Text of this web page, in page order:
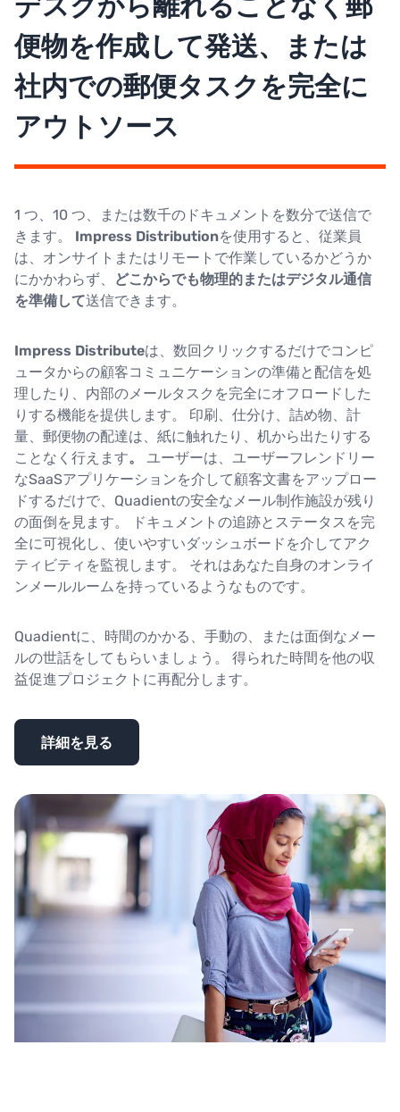
便物を作成して発送、または
社内での郵便タスクを完全に
アウトソース
1 つ、10 つ、または数千のドキュメントを数分で送信で
きます。 Impress Distributionを使用すると、従業員
は、オンサイトまたはリモートで作業しているかどうか
にかかわらず、
どこからでも物理的またはデジタル通信
を準備して送信できます。
Impress Distributeは、数回クリックするだけでコンピ
ュータからの顧客コミュニケーションの準備と配信を処
理したり、内部のメールタスクを完全にオフロードした
りする機能を提供します。 印刷、仕分け、詰め物、計
量、郵便物の配達は、紙に触れたり、机から出たりする
ことなく行えます。 ユーザーは、ユーザーフレンドリー
なSaaSアプリケーションを介して顧客文書をアップロー
ドするだけで、Quadientの安全なメール制作施設が残り
の面倒を見ます。 ドキュメントの追跡とステータスを完
全に可視化し、使いやすいダッシュボードを介してアク
ティビティを監視します。 それはあなた自身のオンライ
ンメールルームを持っているようなものです。
Quadientに、時間のかかる、手動の、または面倒なメー
ルの世話をしてもらいましょう。 得られた時間を他の収
益促進プロジェクトに再配分します。
詳細を見る